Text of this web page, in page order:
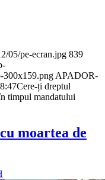
05/pe-ecran.jpg 839
300x159.png APADOR-
Cere-ți dreptul
timpul mandatului
moartea de